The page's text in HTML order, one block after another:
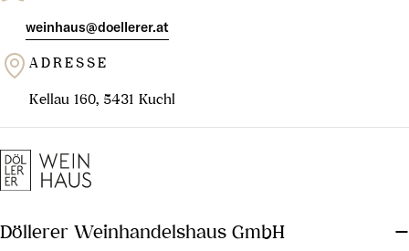
weinhaus@doellerer.at
ADRESSE
Kellau 160, 5431 Kuchl
Döllerer Weinhandelshaus GmbH